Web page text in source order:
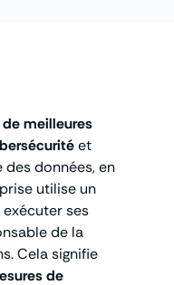
meilleures
et
données, en
utilise un
ses
de la
Cela signifie
de